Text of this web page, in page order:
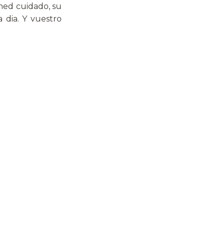
cuidado, su
dia. Y vuestro